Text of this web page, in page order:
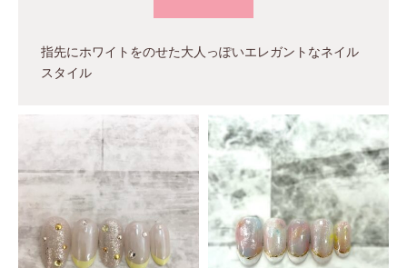
指先にホワイトをのせた大人っぽいエレガントなネイル
スタイル